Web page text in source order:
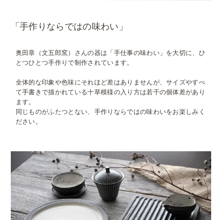
「手作りならではの味わい」
奥田章（文五郎窯）さんの器は「手仕事の味わい」を大切に、ひ
とつひとつ手作りで制作されています。
全体的な印象や色味にそれほど差はありませんが、サイズやすべ
て手書きで描かれている十草模様の入り方は若干の個体差があり
ます。
同じものがふたつとない、手作りならではの味わいをお楽しみく
ださい。